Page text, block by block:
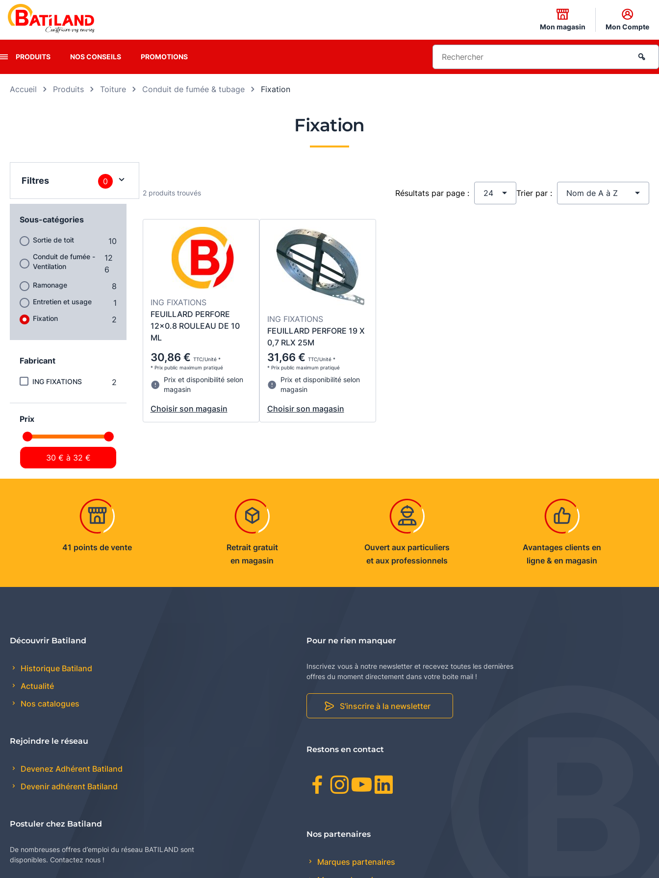
Mon magasin Mon Compte
PRODUITS NOS CONSEILS PROMOTIONS
Accueil Produits Toiture Conduit de fumée & tubage Fixation
Fixation
Filtres 0
Sous-catégories
Sortie de toit 10
Conduit de fumée -
Ventilation
12
6
Ramonage 8
Entretien et usage 1
Fixation 2
Fabricant
ING FIXATIONS 2
Prix
2 produits trouvés Résultats par page : Trier par :
ING FIXATIONS
FEUILLARD PERFORE
12x0.8 ROULEAU DE 10
ML
30,86 € TTC/Unité *
* Prix public maximum pratiqué
Prix et disponibilité selon
magasin
Choisir son magasin
ING FIXATIONS
FEUILLARD PERFORE 19 X
0,7 RLX 25M
31,66 € TTC/Unité *
* Prix public maximum pratiqué
Prix et disponibilité selon
magasin
Choisir son magasin
41 points de vente
Retrait gratuit
en magasin
Ouvert aux particuliers
et aux professionnels
Avantages clients en
ligne & en magasin
Découvrir Batiland
Historique Batiland
Actualité
Nos catalogues
Rejoindre le réseau
Devenez Adhérent Batiland
Devenir adhérent Batiland
Postuler chez Batiland
De nombreuses offres d’emploi du réseau BATILAND sont
disponibles. Contactez nous !
Pour ne rien manquer
Inscrivez vous à notre newsletter et recevez toutes les dernières
offres du moment directement dans votre boite mail !
S'inscrire à la newsletter
Restons en contact
Facebook
Instagram
Youtube
Nos partenaires
Marques partenaires
Panneau de gestion des cookies